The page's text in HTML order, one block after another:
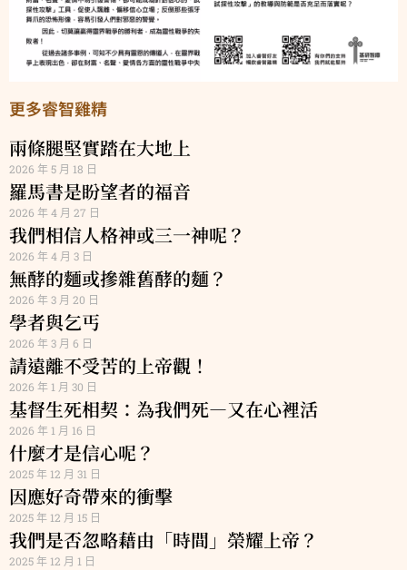
更多睿智雞精
兩條腿堅實踏在大地上
2026 年 5 月 18 日
羅馬書是盼望者的福音
2026 年 4 月 27 日
我們相信人格神或三一神呢？
2026 年 4 月 3 日
無酵的麵或摻雜舊酵的麵？
2026 年 3 月 20 日
學者與乞丐
2026 年 3 月 6 日
請遠離不受苦的上帝觀！
2026 年 1 月 30 日
基督生死相契：為我們死—又在心裡活
2026 年 1 月 16 日
什麼才是信心呢？
2025 年 12 月 31 日
因應好奇帶來的衝擊
2025 年 12 月 15 日
我們是否忽略藉由「時間」榮耀上帝？
2025 年 12 月 1 日